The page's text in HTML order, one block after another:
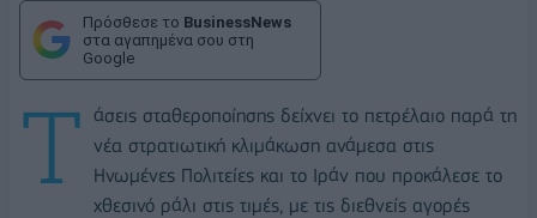
Πρόσθεσε το BusinessNews
στα αγαπημένα σου στη
Google
Τ
άσεις σταθεροποίησης δείχνει το πετρέλαιο παρά τη
νέα στρατιωτική κλιμάκωση ανάμεσα στις
Ηνωμένες Πολιτείες και το Ιράν που προκάλεσε το
χθεσινό ράλι στις τιμές, με τις διεθνείς αγορές